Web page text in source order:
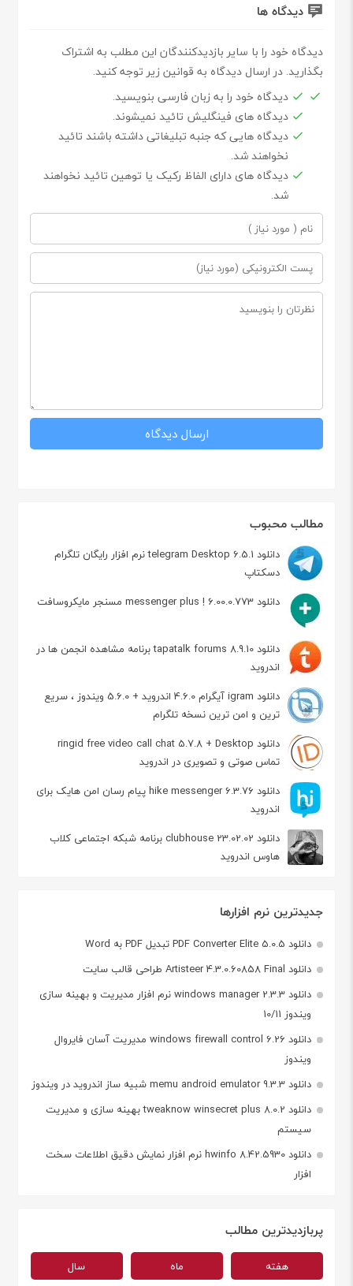
مطالب محبوب
دانلود telegram Desktop 6.5.1 نرم افزار رایگان تلگرام
دسکتاپ
دانلود messenger plus ! 6.00.0.773 مسنجر مایکروسافت
دانلود tapatalk forums 8.9.10 برنامه مشاهده انجمن ها در
اندروید
دانلود igram آیگرام 4.6.0 اندروید + 5.6.0 ویندوز ، سریع
ترین و امن ترین نسخه تلگرام
دانلود ringid free video call chat 5.7.8 + Desktop
تماس صوتی و تصویری در اندروید
دانلود hike messenger 6.3.76 پیام‌ رسان‌ امن هایک برای
اندروید
دانلود clubhouse 23.02.02 برنامه شبکه اجتماعی کلاب
هاوس اندروید
جدیدترین نرم افزارها
دانلود PDF Converter Elite 5.0.5 تبدیل PDF به Word
دانلود Artisteer 4.3.0.60858 Final طراحی قالب سایت
دانلود windows manager 2.3.3 نرم افزار مدیریت و بهینه سازی
ویندوز 10/11
دانلود windows firewall control 6.26 مدیریت آسان فایروال
ویندوز
دانلود memu android emulator 9.3.3 شبیه ساز اندروید در ویندوز
دانلود tweaknow winsecret plus 8.0.2 بهینه سازی و مدیریت
سیستم
دانلود hwinfo 8.42.5930 نرم افزار نمایش دقیق اطلاعات سخت
افزار
پربازدیدترین مطالب
هفته ماه سال
دیدگاه ها
دیدگاه خود را با سایر بازدیدکنندگان این مطلب به اشتراک
بگذارید. در ارسال دیدگاه به قوانین زیر توجه کنید.
دیدگاه خود را به زبان فارسی بنویسید.
دیدگاه های فینگلیش تائید نمیشوند.
دیدگاه هایی که جنبه تبلیغاتی داشته باشند تائید
نخواهند شد.
دیدگاه های دارای الفاظ رکیک یا توهین تائید نخواهند
شد.